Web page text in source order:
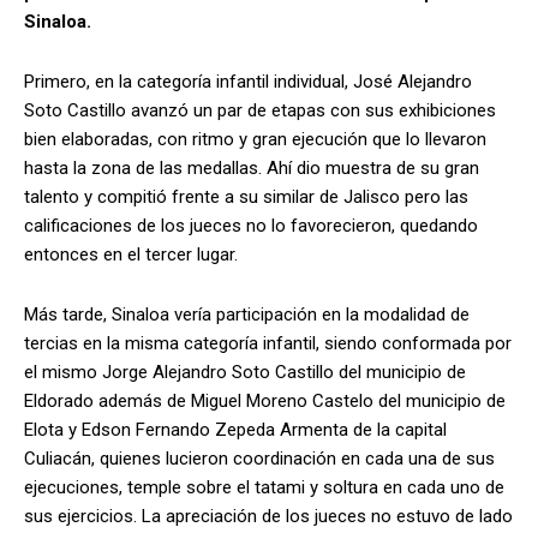
Sinaloa.
Primero, en la categoría infantil individual, José Alejandro
Soto Castillo avanzó un par de etapas con sus exhibiciones
bien elaboradas, con ritmo y gran ejecución que lo llevaron
hasta la zona de las medallas. Ahí dio muestra de su gran
talento y compitió frente a su similar de Jalisco pero las
calificaciones de los jueces no lo favorecieron, quedando
entonces en el tercer lugar.
Más tarde, Sinaloa vería participación en la modalidad de
tercias en la misma categoría infantil, siendo conformada por
el mismo Jorge Alejandro Soto Castillo del municipio de
Eldorado además de Miguel Moreno Castelo del municipio de
Elota y Edson Fernando Zepeda Armenta de la capital
Culiacán, quienes lucieron coordinación en cada una de sus
ejecuciones, temple sobre el tatami y soltura en cada uno de
sus ejercicios. La apreciación de los jueces no estuvo de lado